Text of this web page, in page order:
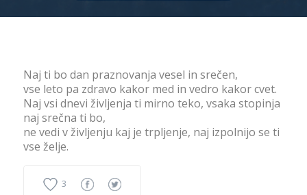
Naj ti bo dan praznovanja vesel in srečen,
vse leto pa zdravo kakor med in vedro kakor cvet.
Naj vsi dnevi življenja ti mirno teko, vsaka stopinja
naj srečna ti bo,
ne vedi v življenju kaj je trpljenje, naj izpolnijo se ti
vse želje.
3